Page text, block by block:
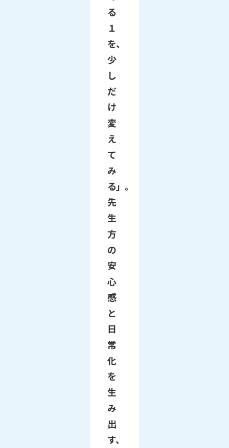
る
１
を、
少
し
だ
け
変
え
て
み
る」。
先
生
方
の
安
心
感
と
日
常
化
を
生
み
出
す、